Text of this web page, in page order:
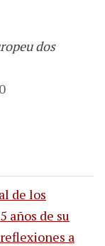
dos
de los
años de su
a